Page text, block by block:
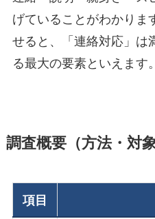
げていることがわかりま
せると、「連絡対応」は
る最大の要素といえます。
調査概要（方法・対
項目